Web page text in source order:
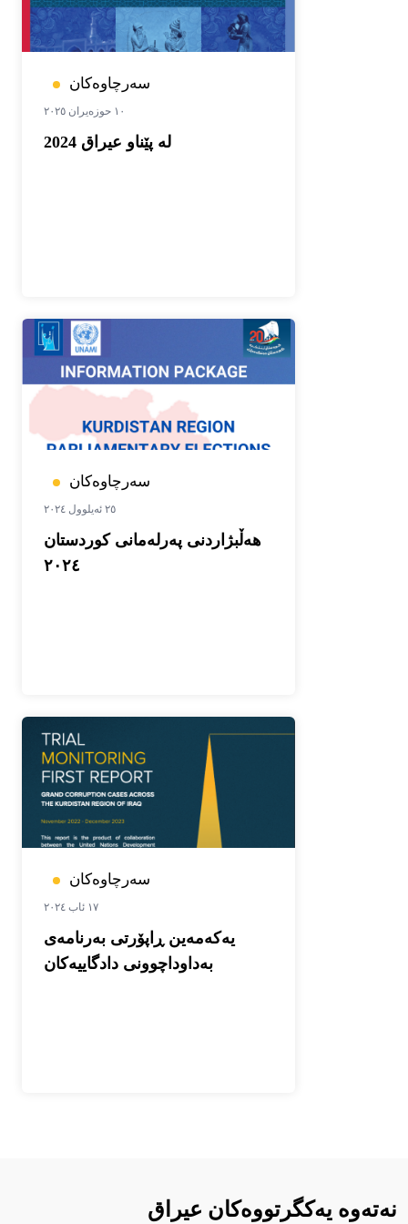
سەرچاوەکان
١٠ حوزەیران ٢٠٢٥
له‌ پێناو عیراق 2024
سەرچاوەکان
٢٥ ئەیلوول ٢٠٢٤
هەڵبژاردنی پەرلەمانی کوردستان
٢٠٢٤
سەرچاوەکان
١٧ ئاب ٢٠٢٤
یەکەمەین ڕاپۆرتى بەرنامەى
بەداوداچوونى دادگاییەکان
نەتەوە یەکگرتووەکان عيراق